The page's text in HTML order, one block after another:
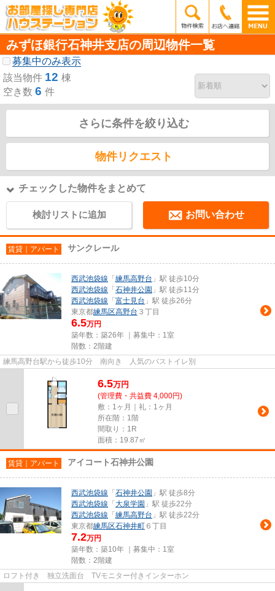
みずほ銀行石神井支店の周辺物件一覧
募集中のみ表示
該当物件 12 棟
空き数 6 件
さらに条件を絞り込む
物件リクエスト
チェックした物件をまとめて
検討リストに追加 お問い合わせ
賃貸｜アパート サンクレール
西武池袋線 「 練馬高野台 」駅 徒歩10分
西武池袋線 「 石神井公園 」駅 徒歩11分
西武池袋線 「 富士見台 」駅 徒歩26分
東京都練馬区高野台 ３丁目
6.5万円
築年数：築26年 ｜募集中： 1室
階数：2階建
練馬高野台駅から徒歩10分 南向き 人気のバストイレ別
6.5万円
(管理費・共益費 4,000円)
敷：1ヶ月｜礼：1ヶ月
所在階：1階
間取り：1R
面積：19.87㎡
賃貸｜アパート アイコート石神井公園
西武池袋線 「 石神井公園 」駅 徒歩8分
西武池袋線 「 大泉学園 」駅 徒歩22分
西武池袋線 「 練馬高野台 」駅 徒歩22分
東京都練馬区石神井町 ６丁目
7.2万円
築年数：築10年 ｜募集中： 1室
階数：2階建
ロフト付き 独立洗面台 TVモニター付きインターホン